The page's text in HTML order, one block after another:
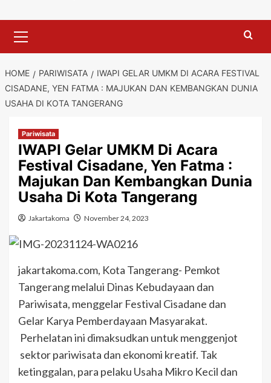
Menu
HOME PARIWISATA
IWAPI GELAR UMKM DI ACARA FESTIVAL
CISADANE, YEN FATMA : MAJUKAN DAN KEMBANGKAN DUNIA
USAHA DI KOTA TANGERANG
Pariwisata
IWAPI Gelar UMKM Di Acara
Festival Cisadane, Yen Fatma :
Majukan Dan Kembangkan Dunia
Usaha Di Kota Tangerang
Jakartakoma November 24, 2023
jakartakoma.com, Kota Tangerang- Pemkot
Tangerang melalui Dinas Kebudayaan dan
Pariwisata, menggelar Festival Cisadane dan
Gelar Karya Pemberdayaan Masyarakat.
Perhelatan ini dimaksudkan untuk menggenjot
sektor pariwisata dan ekonomi kreatif. Tak
ketinggalan, para pelaku Usaha Mikro Kecil dan